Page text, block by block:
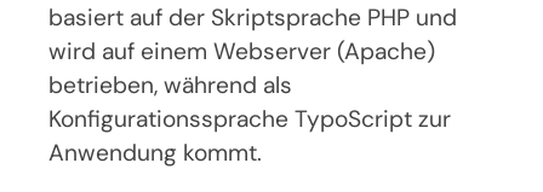
basiert auf der Skriptsprache PHP und
wird auf einem Webserver (Apache)
betrieben, während als
Konfigurationssprache TypoScript zur
Anwendung kommt.